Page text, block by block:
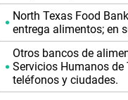
North Texas Food
entrega alimentos; en
Otros bancos de
Servicios Humanos de
teléfonos y ciudades.